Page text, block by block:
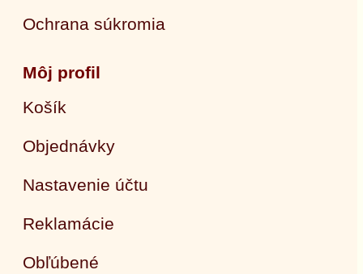
Ochrana súkromia
Môj profil
Košík
Objednávky
Nastavenie účtu
Reklamácie
Obľúbené